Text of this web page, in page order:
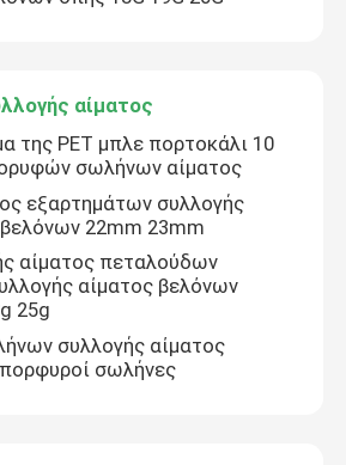
αίματος
της PET μπλε πορτοκάλι 10
σωλήνων αίματος
εξαρτημάτων συλλογής
22mm 23mm
αίματος πεταλούδων
αίματος βελόνων
25g
συλλογής αίματος
σωλήνες